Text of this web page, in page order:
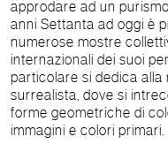
approdare ad un
anni Settanta ad oggi è
numerose mostre
internazionali dei suoi
particolare si dedica
surrealista, dove si
forme geometriche di
immagini e colori primari.